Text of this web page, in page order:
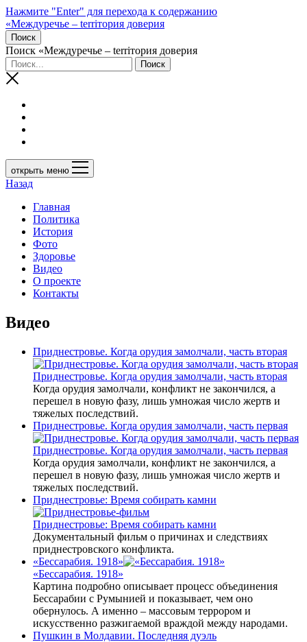
Нажмите "Enter" для перехода к содержанию
«Междуречье – terriтория доверия
Поиск
Поиск «Междуречье – terriтория доверия
открыть меню
Назад
Главная
Политика
История
Фото
Здоровье
Видео
О проекте
Контакты
Видео
Приднестровье. Когда орудия замолчали, часть вторая
Приднестровье. Когда орудия замолчали, часть вторая
Когда орудия замолчали, конфликт не закончился, а
перешел в новую фазу, лишь умножая число жертв и
тяжелых последствий.
Приднестровье. Когда орудия замолчали, часть первая
Приднестровье. Когда орудия замолчали, часть первая
Когда орудия замолчали, конфликт не закончился, а
перешел в новую фазу, лишь умножая число жертв и
тяжелых последствий.
Приднестровье: Время собирать камни
Приднестровье: Время собирать камни
Документальный фильм о причинах и следствиях
приднестровского конфликта.
«Бессарабия. 1918»
«Бессарабия. 1918»
Картина подробно описывает процесс объединения
Бессарабии с Румынией и показывает, чем оно
обернулось. А именно – массовым террором и
искусственно разжигаемой враждой между народами.
Пушкин в Молдавии. Последняя дуэль